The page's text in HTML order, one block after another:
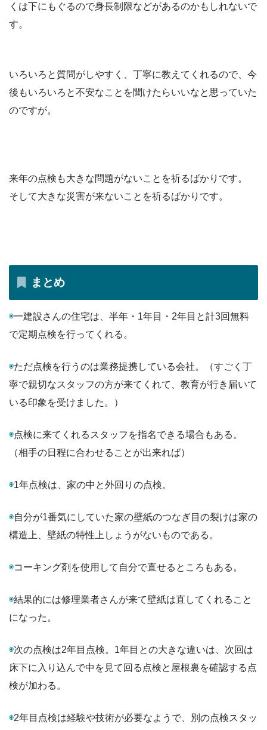
くは下にもぐるので身長制限などがあるのかもしれないで
す。
いろいろと質問がしやすく、丁寧に教えてくれるので、今
後もいろいろと不安なことを聞けたらいいなと思っていた
のですが。
来年の点検も大きな問題がないことを祈るばかりです。
そして大きな災害が来ないことを祈るばかりです。
まとめ
◉一建設さんの住宅は、半年・1年目・2年目と計3回無料
で定期点検を行ってくれる。
◉ただ点検を行うのは業務提携している会社。（すごく丁
寧で親切なスタッフの方が来てくれて、教育が行き届いて
いる印象を受けました。）
◉点検に来てくれるスタッフを指名できる場合もある。
（相手の日程に合わせることが出来れば）
◉1年点検は、家の中と外回りの点検。
◉自分が1番気にしていた家の壁紙のつなぎ目の裂けは家の
構造上、壁紙の特性上しょうがないものである。
◉コーキング剤を使用して自分で直せるところもある。
◉結果的には修理業者さんが来て壁紙は直してくれること
になった。
◉次の点検は2年目点検。1年目との大きな違いは、次回は
床下に入り込んで中を見て回る点検と屋根裏を確認する点
検が加わる。
◉2年目点検は経験や技術が必要なようで、別の点検スタッ